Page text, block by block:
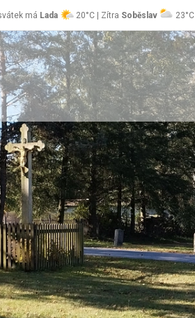
má Lada 20°C | Zítra Soběslav 23°C